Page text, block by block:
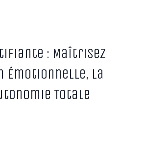
: Maîtrisez
Émotionnelle, la
Totale